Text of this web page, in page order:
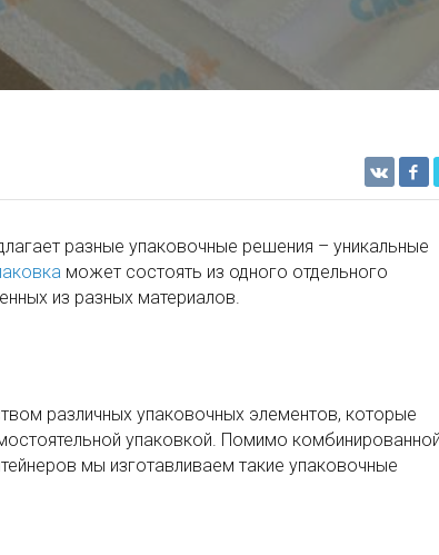
разные упаковочные решения – уникальные
может состоять из одного отдельного
из разных материалов.
различных упаковочных элементов, которые
упаковкой. Помимо
мы изготавливаем такие упаковочные